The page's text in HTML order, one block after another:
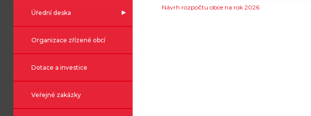
Úřední deska
Organizace zřízené obcí
Dotace a investice
Veřejné zakázky
Návrh rozpočtu obce na rok 2026